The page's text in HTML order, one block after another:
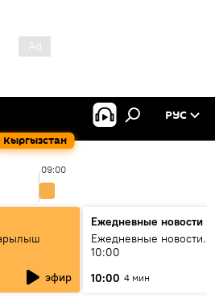
Кыргызстан
РУС
09:00
эфир
Ежедневные новости
Ежедневные новости.
10:00
10:00 4 мин